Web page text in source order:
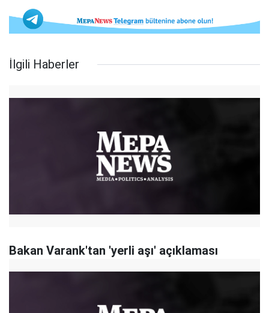
İlgili Haberler
Bakan Varank'tan 'yerli aşı' açıklaması